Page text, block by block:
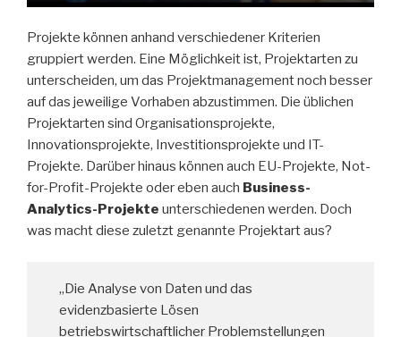
Projekte können anhand verschiedener Kriterien
gruppiert werden. Eine Möglichkeit ist, Projektarten zu
unterscheiden, um das Projektmanagement noch besser
auf das jeweilige Vorhaben abzustimmen. Die üblichen
Projektarten sind Organisationsprojekte,
Innovationsprojekte, Investitionsprojekte und IT-
Projekte. Darüber hinaus können auch EU-Projekte, Not-
for-Profit-Projekte oder eben auch Business-
Analytics-Projekte unterschiedenen werden. Doch
was macht diese zuletzt genannte Projektart aus?
„Die Analyse von Daten und das
evidenzbasierte Lösen
betriebswirtschaftlicher Problemstellungen